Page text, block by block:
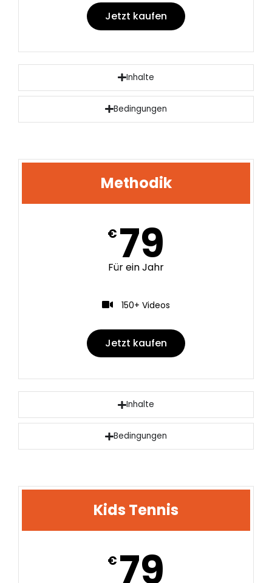
Jetzt kaufen
Inhalte
Bedingungen
Methodik
€ 79
Für ein Jahr
150+ Videos
Jetzt kaufen
Inhalte
Bedingungen
Kids Tennis
€ 79